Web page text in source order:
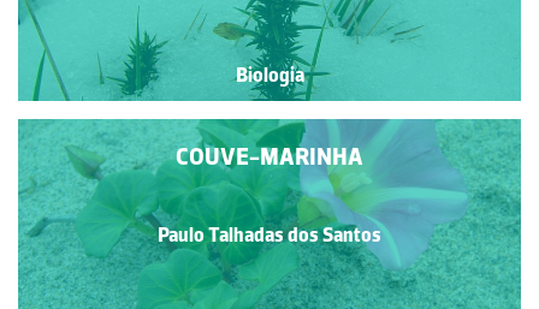
Biologia
COUVE-MARINHA
Paulo Talhadas dos Santos